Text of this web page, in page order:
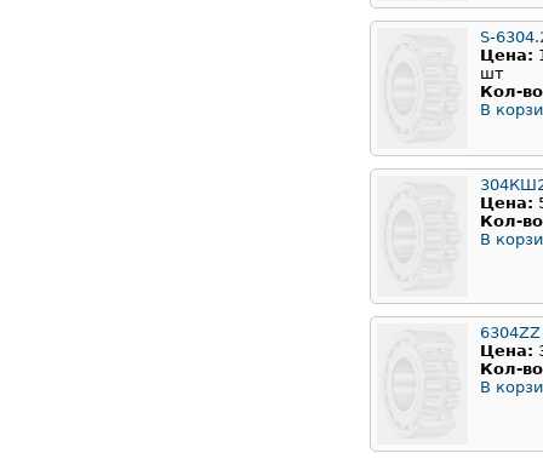
S-
Цена:
шт
Кол-
В
Цена:
Кол-
В
6304ZZ
Цена:
Кол-
В